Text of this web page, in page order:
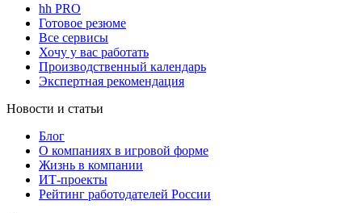
hh PRO
Готовое резюме
Все сервисы
Хочу у вас работать
Производственный календарь
Экспертная рекомендация
Новости и статьи
Блог
О компаниях в игровой форме
Жизнь в компании
ИТ-проекты
Рейтинг работодателей России